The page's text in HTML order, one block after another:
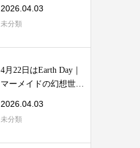
2026.04.03
未分類
4月22日はEarth Day｜
マーメイドの幻想世界
2026.04.03
未分類